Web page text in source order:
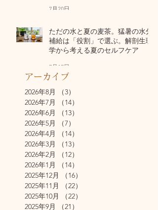
7月20日
ただの水と夏の麦茶。猛暑の水分
補給は「役割」で選ぶ。解剖生理
学から考える夏のセルフケア
7月17日
アーカイブ
2026年8月
（3）
2026年7月
（14）
2026年6月
（13）
2026年5月
（7）
2026年4月
（14）
2026年3月
（13）
2026年2月
（12）
2026年1月
（14）
2025年12月
（16）
2025年11月
（22）
2025年10月
（22）
2025年9月
（21）